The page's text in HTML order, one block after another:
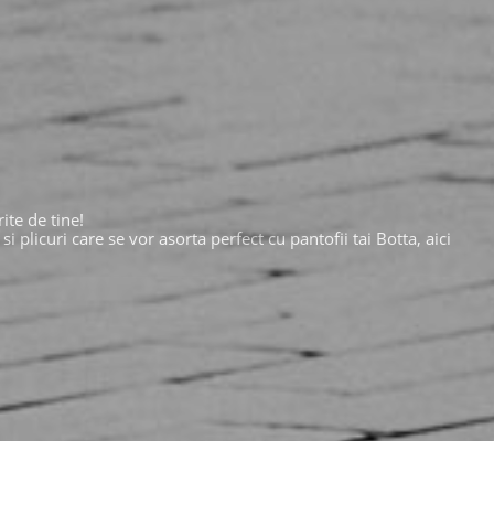
de tine!
plicuri care se vor asorta perfect cu pantofii tai Botta, aici